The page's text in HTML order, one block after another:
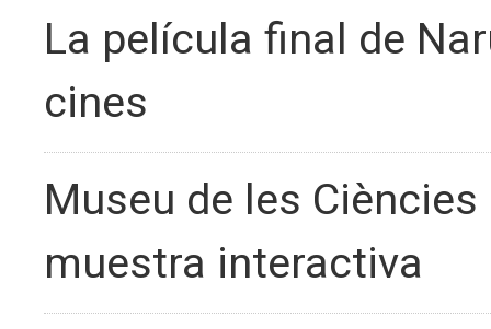
La película final de
cines
Museu de les
muestra interactiva